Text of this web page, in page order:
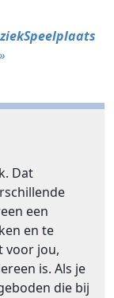
»
Dat
een
en te
voor jou,
is. Als je
die bij